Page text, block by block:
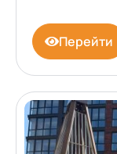
Перейти